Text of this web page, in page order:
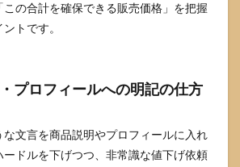
この合計を確保できる販売価格」を把握
トです。
プロフィールへの明記の仕方
な文言を商品説明やプロフィールに入れ
ードルを下げつつ、非常識な値下げ依頼